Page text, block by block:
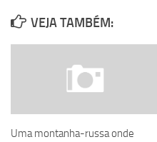
VEJA TAMBÉM:
Uma montanha-russa onde